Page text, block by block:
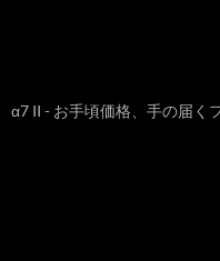
α7 II - お手頃価格、手の届く